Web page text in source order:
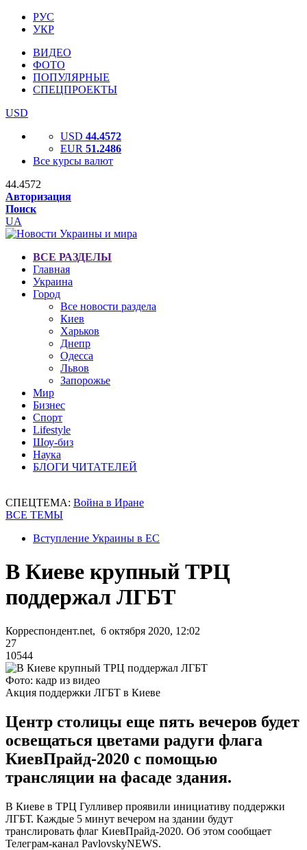
РУС
УКР
ВИДЕО
ФОТО
ПОПУЛЯРНЫЕ
СПЕЦПРОЕКТЫ
USD
USD 44.4572
EUR 51.2486
Все курсы валют
44.4572
Авторизация
Поиск
UA
ВСЕ РАЗДЕЛЫ
Главная
Украина
Город
Все новости раздела
Киев
Харьков
Днепр
Одесса
Львов
Запорожье
Мир
Бизнес
Спорт
Lifestyle
Шоу-биз
Наука
БЛОГИ ЧИТАТЕЛЕЙ
СПЕЦТЕМА: Война в Иране
ВСЕ ТЕМЫ
Вступление Украины в ЕС
В Киеве крупный ТРЦ
поддержал ЛГБТ
Корреспондент.net, 6 октября 2020, 12:02
27
10544
Фото: кадр из видео
Акция поддержки ЛГБТ в Киеве
Центр столицы еще пять вечеров будет
освещаться цветами радуги флага
КиевПрайд-2020 с помощью
трансляции на фасаде здания.
В Киеве в ТРЦ Гулливер проявили инициативу поддержки
ЛГБТ. Каждые 5 минут вечером на здании будут
транслировать флаг КиевПрайд-2020. Об этом сообщает
Телеграм-канал PavlovskyNEWS.